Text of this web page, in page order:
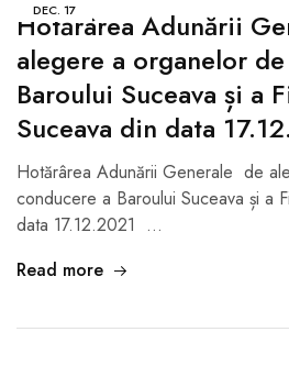
DEC. 17
Hotărârea Adunării
alegere a organelor
Baroului Suceava și a
Suceava din data
Hotărârea Adunării Generale de
conducere a Baroului Suceava și a
data 17.12.2021 …
Read more